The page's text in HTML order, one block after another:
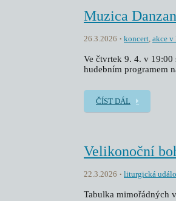
Muzica
26.3.2026 koncert, akce v
Ve čtvrtek 9. 4. v
hudebním programem
ČÍST DÁL
Velikonoční
22.3.2026 liturgická
Tabulka mimořádných